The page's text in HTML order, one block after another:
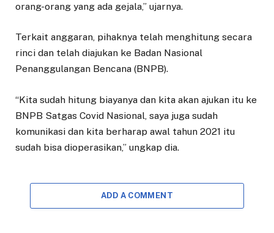
orang-orang yang ada gejala,” ujarnya.
Terkait anggaran, pihaknya telah menghitung secara
rinci dan telah diajukan ke Badan Nasional
Penanggulangan Bencana (BNPB).
“Kita sudah hitung biayanya dan kita akan ajukan itu ke
BNPB Satgas Covid Nasional, saya juga sudah
komunikasi dan kita berharap awal tahun 2021 itu
sudah bisa dioperasikan,” ungkap dia.
ADD A COMMENT